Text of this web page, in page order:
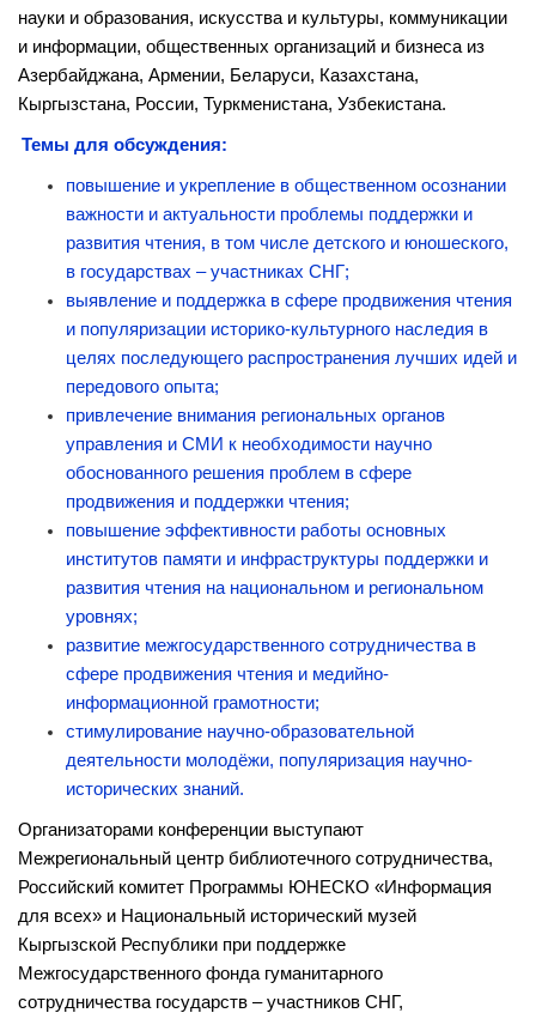
науки и образования, искусства и культуры, коммуникации
и информации, общественных организаций и бизнеса из
Азербайджана, Армении, Беларуси, Казахстана,
Кыргызстана, России, Туркменистана, Узбекистана.
Темы для обсуждения:
повышение и укрепление в общественном осознании
важности и актуальности проблемы поддержки и
развития чтения, в том числе детского и юношеского,
в государствах – участниках СНГ;
выявление и поддержка в сфере продвижения чтения
и популяризации историко-культурного наследия в
целях последующего распространения лучших идей и
передового опыта;
привлечение внимания региональных органов
управления и СМИ к необходимости научно
обоснованного решения проблем в сфере
продвижения и поддержки чтения;
повышение эффективности работы основных
институтов памяти и инфраструктуры поддержки и
развития чтения на национальном и региональном
уровнях;
развитие межгосударственного сотрудничества в
сфере продвижения чтения и медийно-
информационной грамотности;
стимулирование научно-образовательной
деятельности молодёжи, популяризация научно-
исторических знаний.
Организаторами конференции выступают
Межрегиональный центр библиотечного сотрудничества,
Российский комитет Программы ЮНЕСКО «Информация
для всех» и Национальный исторический музей
Кыргызской Республики при поддержке
Межгосударственного фонда гуманитарного
сотрудничества государств – участников СНГ,